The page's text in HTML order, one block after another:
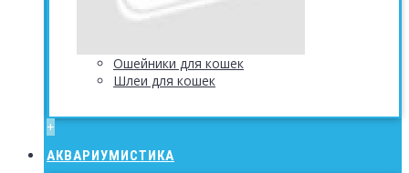
Ошейники для кошек
Шлеи для кошек
+
АКВАРИУМИСТИКА